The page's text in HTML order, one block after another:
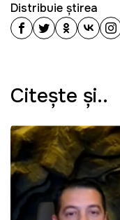
Distribuie știrea
Citeşte şi..